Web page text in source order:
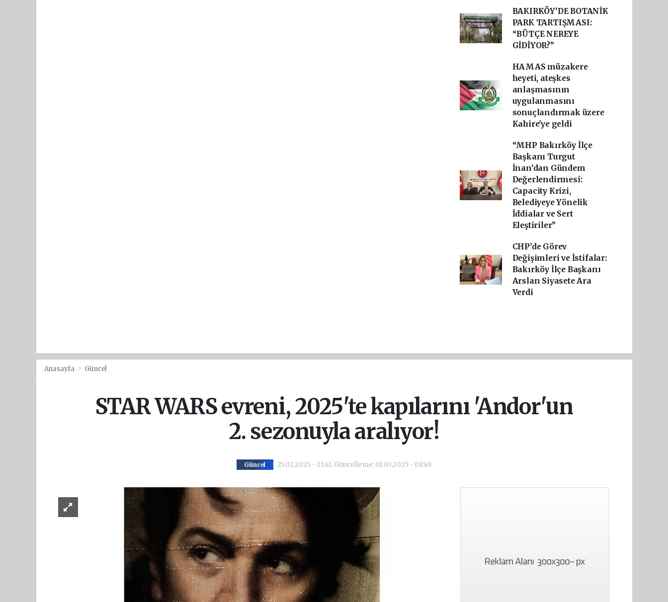
BAKIRKÖY’DE BOTANİK
PARK TARTIŞMASI:
“BÜTÇE NEREYE
GİDİYOR?”
HAMAS müzakere
heyeti, ateşkes
anlaşmasının
uygulanmasını
sonuçlandırmak üzere
Kahire'ye geldi
“MHP Bakırköy İlçe
Başkanı Turgut
İnan’dan Gündem
Değerlendirmesi:
Capacity Krizi,
Belediyeye Yönelik
İddialar ve Sert
Eleştiriler”
CHP’de Görev
Değişimleri ve İstifalar:
Bakırköy İlçe Başkanı
Arslan Siyasete Ara
Verdi
Anasayfa Güncel
STAR WARS evreni, 2025'te kapılarını 'Andor'un
2. sezonuyla aralıyor!
Güncel 25.02.2025 - 21:41, Güncelleme: 01.03.2025 - 08:49